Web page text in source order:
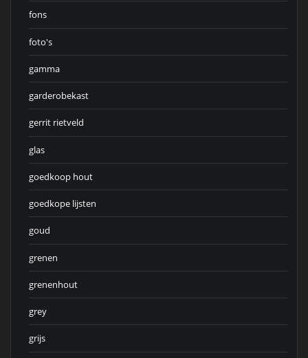
fons
foto's
gamma
garderobekast
gerrit rietveld
glas
goedkoop hout
goedkope lijsten
goud
grenen
grenenhout
grey
grijs